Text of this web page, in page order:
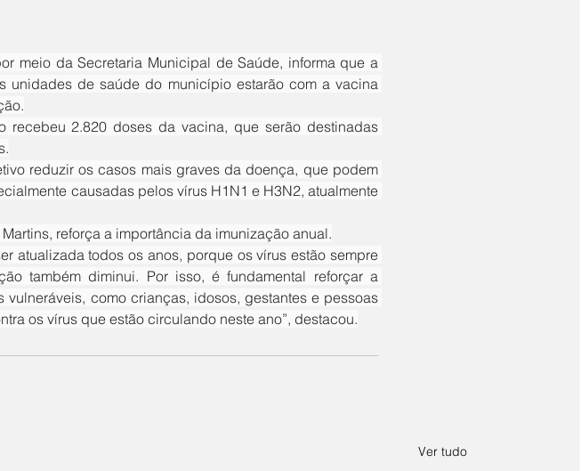
unidades de saúde do município estarão com a vacina
causadas pelos vírus H1N1 e H3N2, atualmente
reforça a importância da imunização anual.
também diminui. Por isso, é fundamental reforçar a
como crianças, idosos, gestantes e pessoas
os vírus que estão circulando neste ano”, destacou.
Ver tudo